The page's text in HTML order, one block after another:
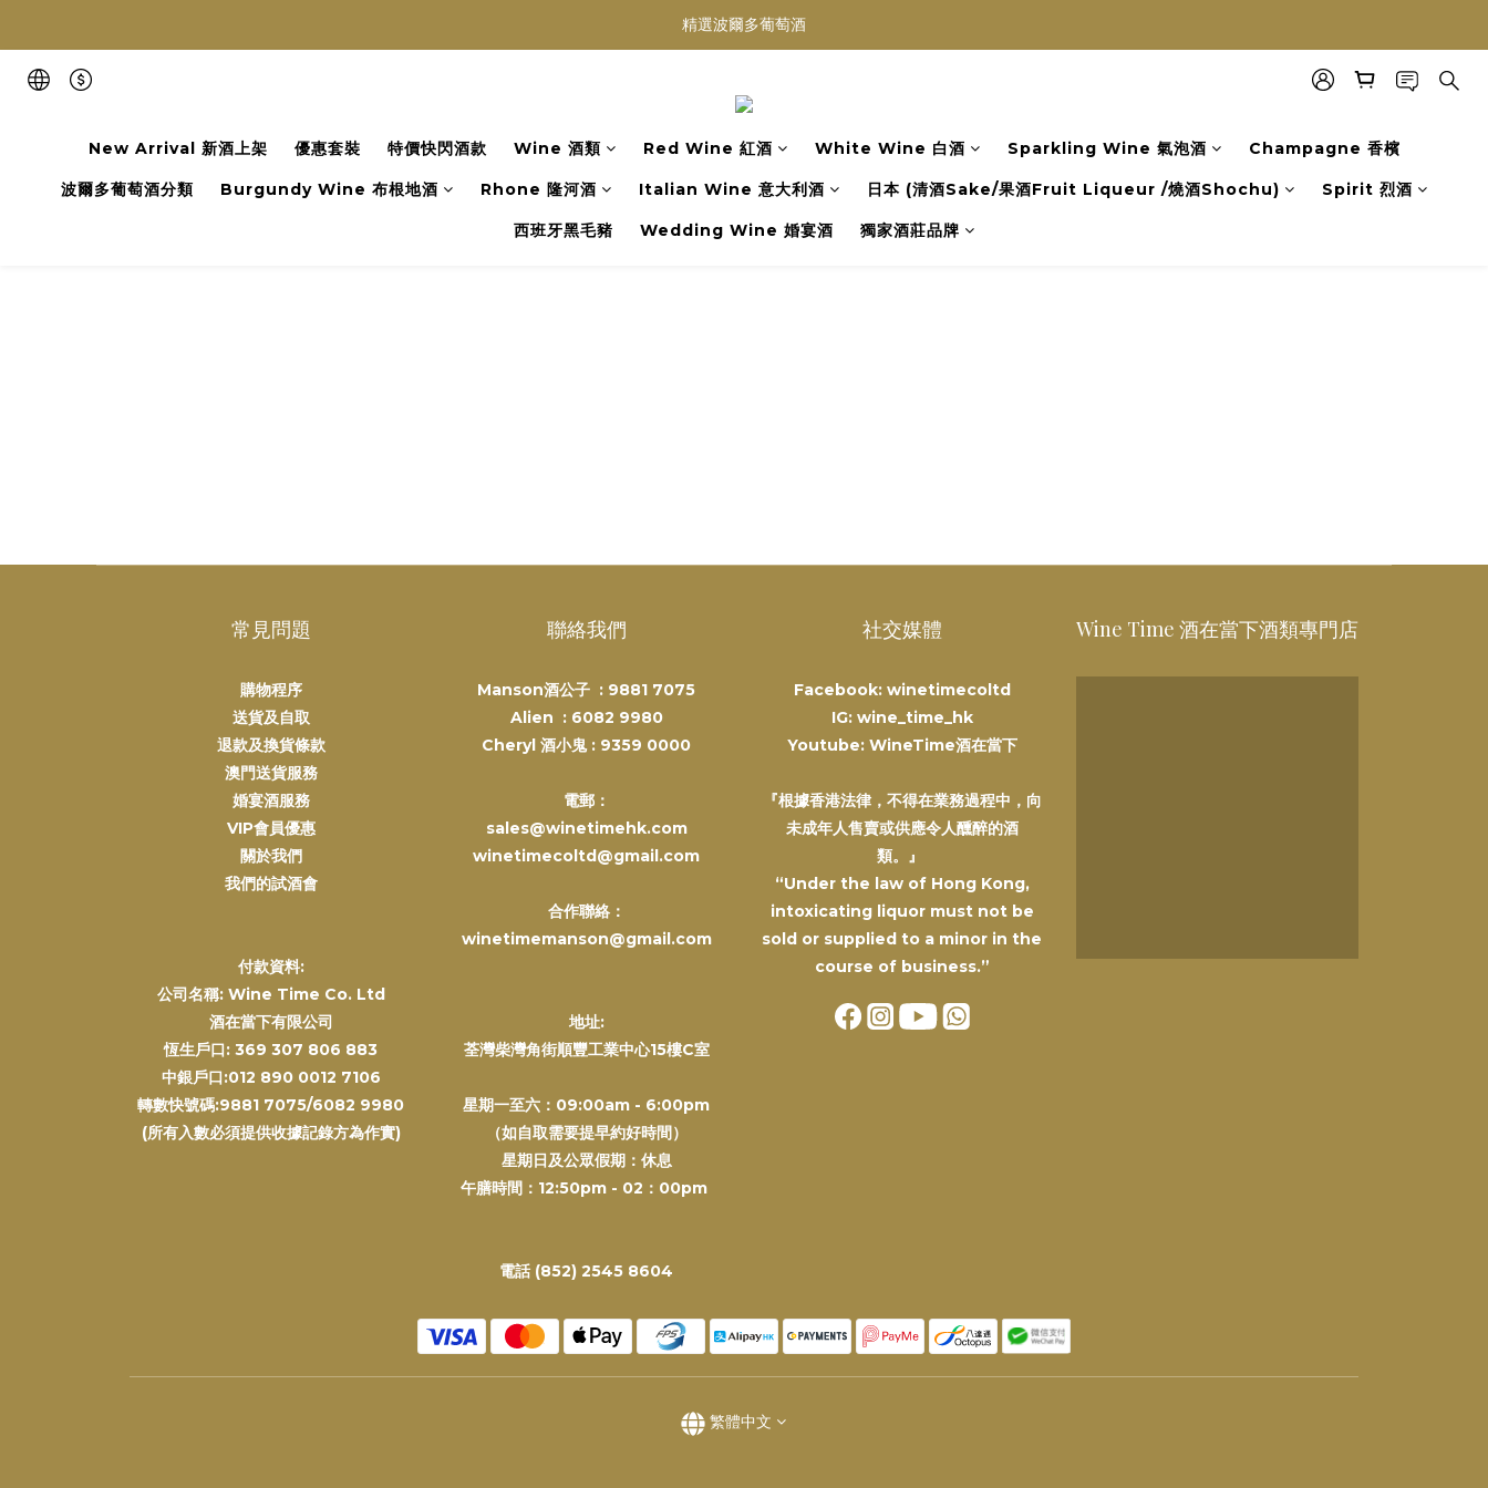
買滿任何酒類 六支 或買滿 $1200 (不限支數) 皆可享免費送貨
精選波爾多葡萄酒
New Arrival 新酒上架
優惠套裝 特價快閃酒款 Wine 酒類 Red Wine 紅酒 White Wine 白酒 Sparkling Wine 氣泡酒 Champagne 香檳
波爾多葡萄酒分類 Burgundy Wine 布根地酒 Rhone 隆河酒 Italian Wine 意大利酒 日本 (清酒Sake/果酒Fruit Liqueur /燒酒Shochu) Spirit 烈酒
西班牙黑毛豬 Wedding Wine 婚宴酒 獨家酒莊品牌
常見問題
購物程序
送貨及自取
退款及換貨條款
澳門送貨服務
婚宴酒服務
VIP會員優惠
關於我們
我們的試酒會
付款資料:
公司名稱: Wine Time Co. Ltd
酒在當下有限公司
恆生戶口: 369 307 806 883
中銀戶口:012 890 0012 7106
轉數快號碼:9881 7075/6082 9980
(所有入數必須提供收據記錄方為作實)
聯絡我們
Manson酒公子 : 9881 7075
Alien : 6082 9980
Cheryl 酒小鬼 : 9359 0000
電郵：
sales@winetimehk.com
winetimecoltd@gmail.com
合作聯絡：
winetimemanson@gmail.com
地址:
荃灣柴灣角街順豐工業中心15樓C室
星期一至六：09:00am - 6:00pm
（如自取需要提早約好時間）
星期日及公眾假期：休息
午膳時間：12:50pm - 02：00pm
電話 (852) 2545 8604
社交媒體
Facebook: winetimecoltd
IG: wine_time_hk
Youtube: WineTime酒在當下
『根據香港法律，不得在業務過程中，向
未成年人售賣或供應令人醺醉的酒
類。』
“Under the law of Hong Kong,
intoxicating liquor must not be
sold or supplied to a minor in the
course of business.”
Wine Time 酒在當下酒類專門店
繁體中文